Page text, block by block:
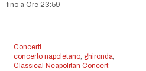
-fino a Ore 23:59
Concerti
concerto napoletano, ghironda,
Classical Neapolitan Concert